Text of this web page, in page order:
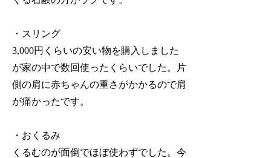
・スリング
3,000円くらいの安い物を購入しました
が家の中で数回使ったくらいでした。片
側の肩に赤ちゃんの重さがかかるので肩
が痛かったです。
・おくるみ
くるむのが面倒でほぼ使わずでした。今